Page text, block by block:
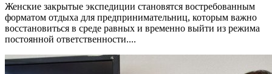
Женские закрытые экспедиции становятся востребованным
форматом отдыха для предпринимательниц, которым важно
восстановиться в среде равных и временно выйти из режима
постоянной ответственности....